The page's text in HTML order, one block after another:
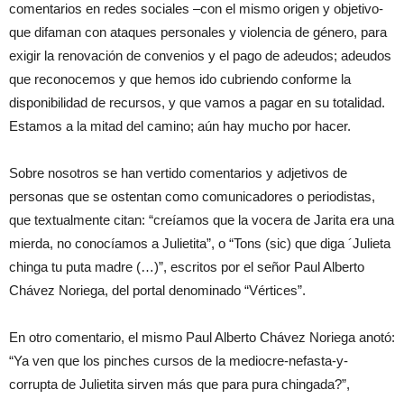
comentarios en redes sociales –con el mismo origen y objetivo-
que difaman con ataques personales y violencia de género, para
exigir la renovación de convenios y el pago de adeudos; adeudos
que reconocemos y que hemos ido cubriendo conforme la
disponibilidad de recursos, y que vamos a pagar en su totalidad.
Estamos a la mitad del camino; aún hay mucho por hacer.
Sobre nosotros se han vertido comentarios y adjetivos de
personas que se ostentan como comunicadores o periodistas,
que textualmente citan: “creíamos que la vocera de Jarita era una
mierda, no conocíamos a Julietita”, o “Tons (sic) que diga ´Julieta
chinga tu puta madre (…)”, escritos por el señor Paul Alberto
Chávez Noriega, del portal denominado “Vértices”.
En otro comentario, el mismo Paul Alberto Chávez Noriega anotó:
“Ya ven que los pinches cursos de la mediocre-nefasta-y-
corrupta de Julietita sirven más que para pura chingada?”,